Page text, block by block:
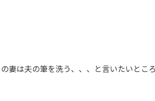
妻は夫の筆を洗う、、、と言いたいとこ